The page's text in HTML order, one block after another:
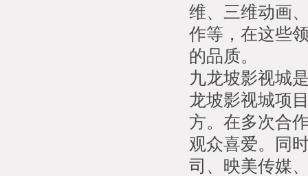
维、三维动画
作等，在这些
的品质。
九龙坡影视城
龙坡影视城项
方。在多次合
观众喜爱。同
司、映美传媒